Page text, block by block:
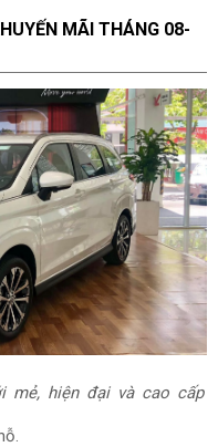
MÃI THÁNG 08-
mẻ, hiện đại và cao cấp